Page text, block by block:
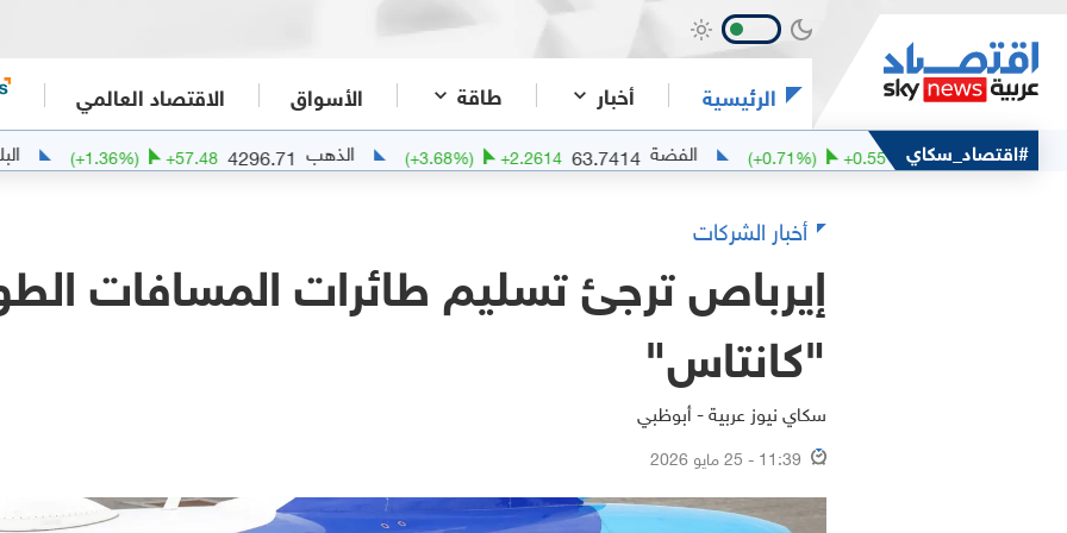
الرئيسية أخبار طاقة الأسواق الاقتصاد العالمي
#اقتصاد_سكاي
77.84
+0.55
(+ 0.71%) الفضة 63.7414
+2.2614
(+ 3.68%) الذهب 4296.71
+57.48
(+ 1.36%) البلاديوم
أخبار الشركات
إيرباص ترجئ تسليم طائرات المسافات
"كانتاس"
سكاي نيوز عربية - أبوظبي
11:39 - 25 مايو 2026